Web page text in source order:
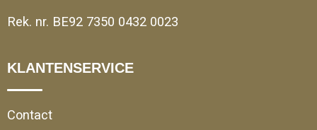
Rek. nr. BE92 7350 0432 0023
KLANTENSERVICE
Contact